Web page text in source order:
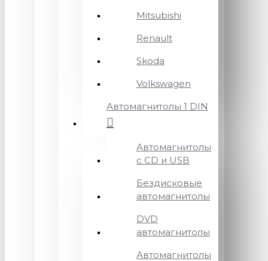
Mitsubishi
Renault
Skoda
Volkswagen
Автомагнитолы 1 DIN
Автомагнитолы
с CD и USB
Бездисковые
автомагнитолы
DVD
автомагнитолы
Автомагнитолы